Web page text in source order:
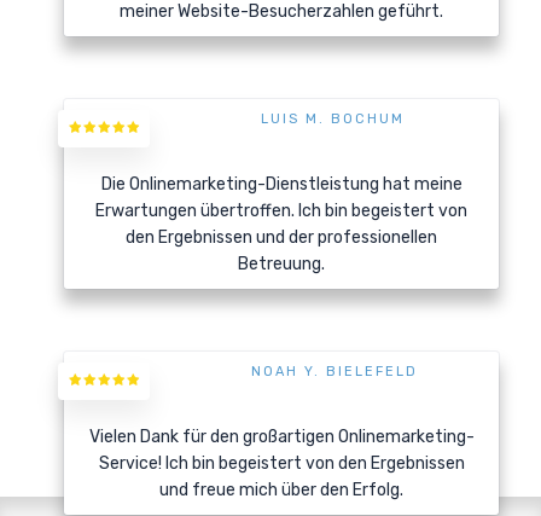
meiner Website-Besucherzahlen geführt.
LUIS M. BOCHUM
Die Onlinemarketing-Dienstleistung hat meine
Erwartungen übertroffen. Ich bin begeistert von
den Ergebnissen und der professionellen
Betreuung.
NOAH Y. BIELEFELD
Vielen Dank für den großartigen Onlinemarketing-
Service! Ich bin begeistert von den Ergebnissen
und freue mich über den Erfolg.